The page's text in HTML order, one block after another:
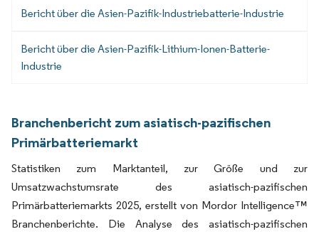
Bericht über die Asien-Pazifik-Industriebatterie-Industrie
Bericht über die Asien-Pazifik-Lithium-Ionen-Batterie-
Industrie
Branchenbericht zum asiatisch-pazifischen
Primärbatteriemarkt
Statistiken zum Marktanteil, zur Größe und zur
Umsatzwachstumsrate des asiatisch-pazifischen
Primärbatteriemarkts 2025, erstellt von Mordor Intelligence™
Branchenberichte. Die Analyse des asiatisch-pazifischen